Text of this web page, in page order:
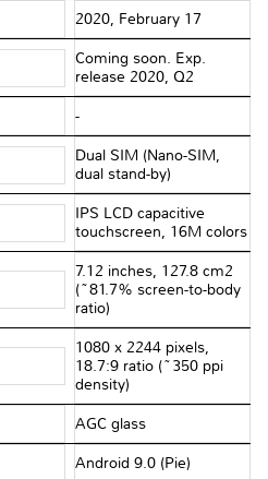
2020, February 17
Coming soon. Exp.
release 2020, Q2
-
Dual SIM (Nano-SIM,
dual stand-by)
IPS LCD capacitive
touchscreen, 16M colors
7.12 inches, 127.8 cm2
(~81.7% screen-to-body
ratio)
1080 x 2244 pixels,
18.7:9 ratio (~350 ppi
density)
AGC glass
Android 9.0 (Pie)